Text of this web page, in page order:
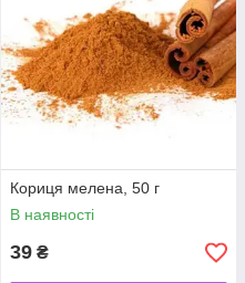
Кориця мелена, 50 г
В наявності
39 ₴